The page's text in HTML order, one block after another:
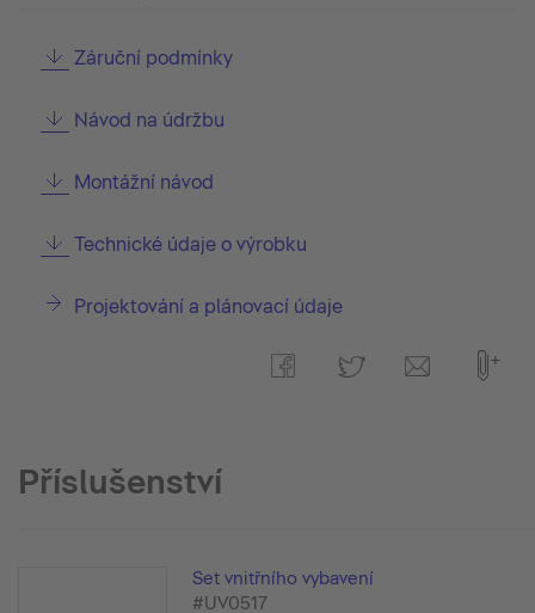
Záruční podmínky
Návod na údržbu
Montážní návod
Technické údaje o výrobku
Projektování a plánovací údaje
Příslušenství
Set vnitřního vybavení
#UV0517